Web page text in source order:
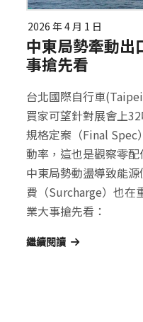
2026 年 4 月 1 日
中東局勢牽動
事搶先看
台北國際自行車
買家可望針對展會上
規格定案（Final Spec
動率，這也是觀察零配
中東局勢動盪導致能
費（Surcharge）也在
業大事搶先看：
繼續閱讀